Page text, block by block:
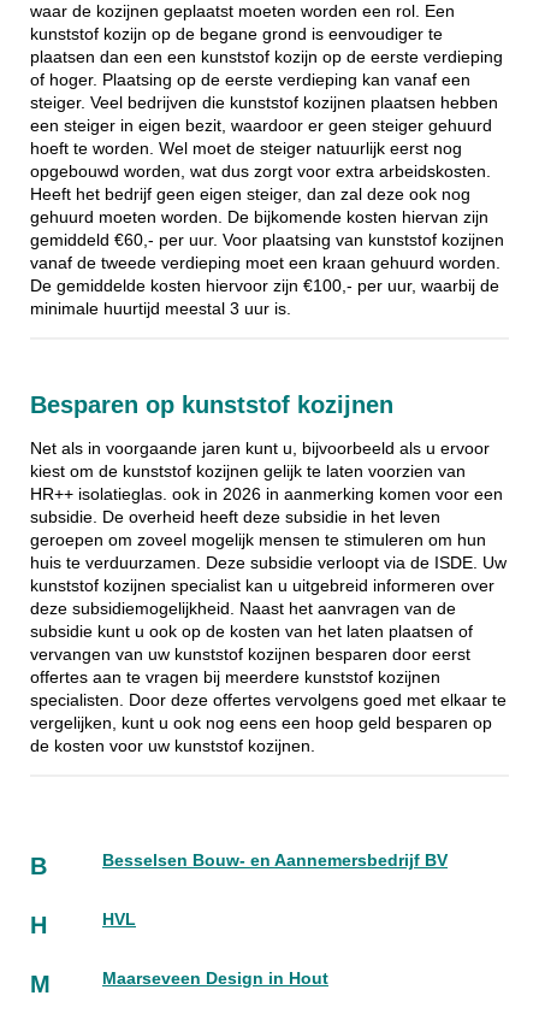
waar de kozijnen geplaatst moeten worden een rol. Een
kunststof kozijn op de begane grond is eenvoudiger te
plaatsen dan een een kunststof kozijn op de eerste verdieping
of hoger. Plaatsing op de eerste verdieping kan vanaf een
steiger. Veel bedrijven die kunststof kozijnen plaatsen hebben
een steiger in eigen bezit, waardoor er geen steiger gehuurd
hoeft te worden. Wel moet de steiger natuurlijk eerst nog
opgebouwd worden, wat dus zorgt voor extra arbeidskosten.
Heeft het bedrijf geen eigen steiger, dan zal deze ook nog
gehuurd moeten worden. De bijkomende kosten hiervan zijn
gemiddeld €60,- per uur. Voor plaatsing van kunststof kozijnen
vanaf de tweede verdieping moet een kraan gehuurd worden.
De gemiddelde kosten hiervoor zijn €100,- per uur, waarbij de
minimale huurtijd meestal 3 uur is.
Besparen op kunststof kozijnen
Net als in voorgaande jaren kunt u, bijvoorbeeld als u ervoor
kiest om de kunststof kozijnen gelijk te laten voorzien van
HR++ isolatieglas. ook in 2026 in aanmerking komen voor een
subsidie. De overheid heeft deze subsidie in het leven
geroepen om zoveel mogelijk mensen te stimuleren om hun
huis te verduurzamen. Deze subsidie verloopt via de ISDE. Uw
kunststof kozijnen specialist kan u uitgebreid informeren over
deze subsidiemogelijkheid. Naast het aanvragen van de
subsidie kunt u ook op de kosten van het laten plaatsen of
vervangen van uw kunststof kozijnen besparen door eerst
offertes aan te vragen bij meerdere kunststof kozijnen
specialisten. Door deze offertes vervolgens goed met elkaar te
vergelijken, kunt u ook nog eens een hoop geld besparen op
de kosten voor uw kunststof kozijnen.
B Besselsen Bouw- en Aannemersbedrijf BV
H HVL
M Maarseveen Design in Hout